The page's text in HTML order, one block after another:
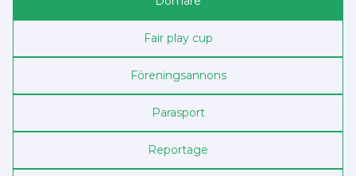
Fair play cup
Föreningsannons
Parasport
Reportage